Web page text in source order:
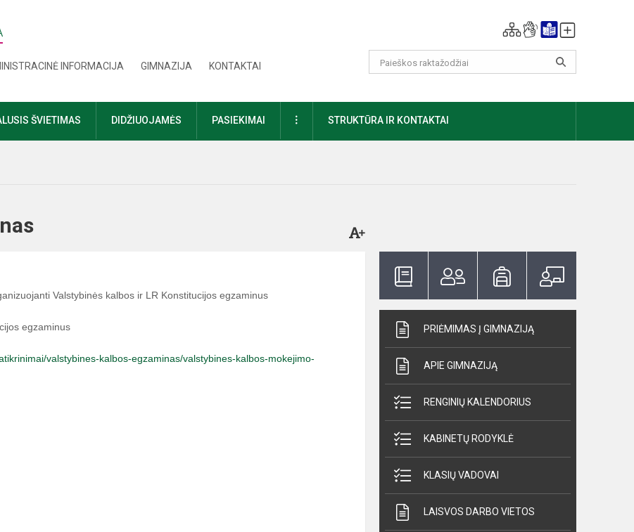
INFORMACIJA GIMNAZIJA KONTAKTAI
ŠVIETIMAS DIDŽIUOJAMĖS PASIEKIMAI DAUGIAUSTRUKTŪRA IR KONTAKTAI
Valstybinės kalbos ir LR Konstitucijos egzaminus
egzaminus
valstybines-kalbos-egzaminas/valstybines-kalbos-mokejimo-
PRIĖMIMAS Į GIMNAZIJĄ
APIE GIMNAZIJĄ
RENGINIŲ KALENDORIUS
KABINETŲ RODYKLĖ
KLASIŲ VADOVAI
LAISVOS DARBO VIETOS